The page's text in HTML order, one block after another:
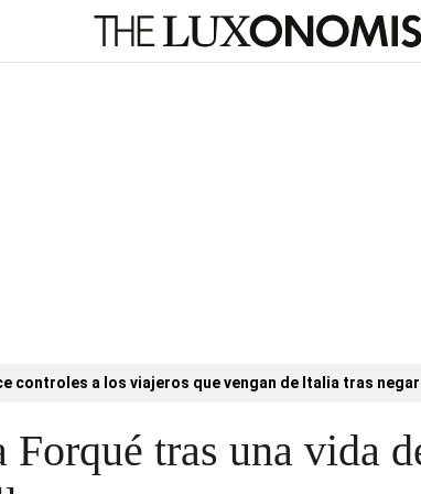
controles a los viajeros que vengan de Italia tras
Forqué tras una vida